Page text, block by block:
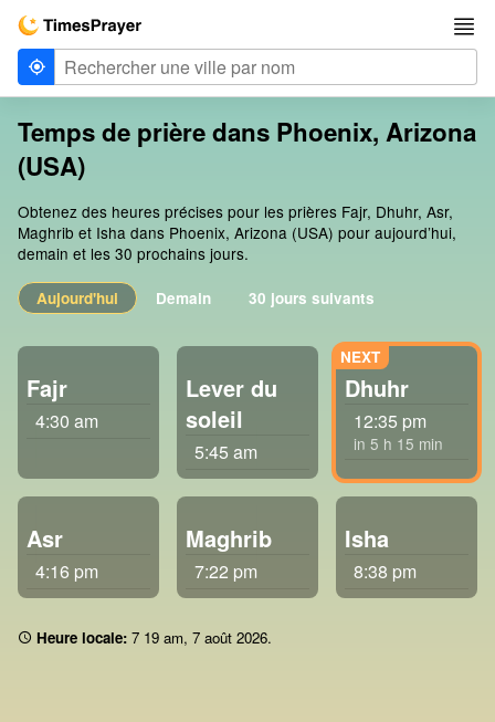
Temps de prière dans Phoenix, Arizona
(USA)
Obtenez des heures précises pour les prières Fajr, Dhuhr, Asr,
Maghrib et Isha dans Phoenix, Arizona (USA) pour aujourd’hui,
demain et les 30 prochains jours.
Aujourd'hui Demain 30 jours suivants
Fajr
4:30 am
Lever du
soleil
5:45 am
Dhuhr
12:35 pm
in 5 h 15 min
Asr
4:16 pm
Maghrib
7:22 pm
Isha
8:38 pm
Heure locale: 7 19 am, 7 août 2026.